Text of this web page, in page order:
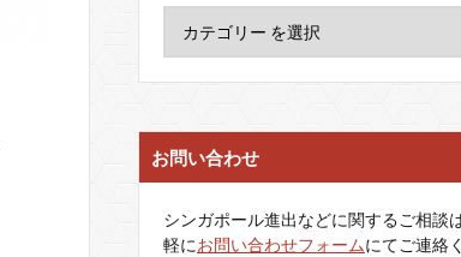
お問い合わせ
シンガポール進出などに関するご相談
軽にお問い合わせフォームにてご連絡